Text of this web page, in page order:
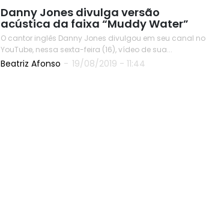
Danny Jones divulga versão
acústica da faixa “Muddy Water”
O cantor inglês Danny Jones divulgou em seu canal no
YouTube, nessa sexta-feira (16), vídeo de sua...
Beatriz Afonso - 19/08/2019 - 11:44